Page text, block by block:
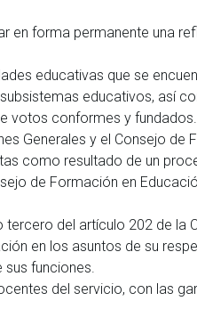
forma permanente una
educativas que se
educativos, así
votos conformes y fundados.
Generales y el Consejo de
como resultado de un
de Formación en
del artículo 202 de la
en los asuntos de su
funciones.
del servicio, con las